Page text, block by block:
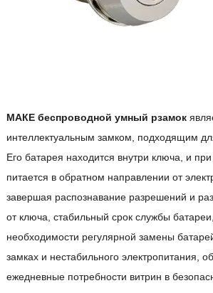
MАКЕ беспроводной умный рзамок
интеллектуальным замком, подходящим
Его батарея находится внутри ключа, и
питается в обратном направлении от
завершая распознавание разрешений и
от ключа, стабильный срок службы
необходимости регулярной замены
замках и нестабильного электропитания,
ежедневные потребности витрин в